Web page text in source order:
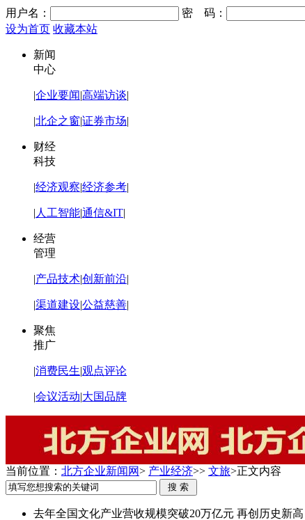
用户名： 密 码：
设为首页 收藏本站
新闻
中心
|企业要闻|高端访谈|
|北企之窗|证券市场|
财经
科技
|经济观察|经济参考|
| 人工智能|通信&IT|
经营
管理
|产品技术|创新前沿|
|渠道建设|公益慈善|
聚焦
推广
|消费民生|观点评论
|会议活动|大国品牌
当前位置： 北方企业新闻网> 产业经济>> 文旅>正文内容
去年全国文化产业营收规模突破20万亿元 再创历史新高